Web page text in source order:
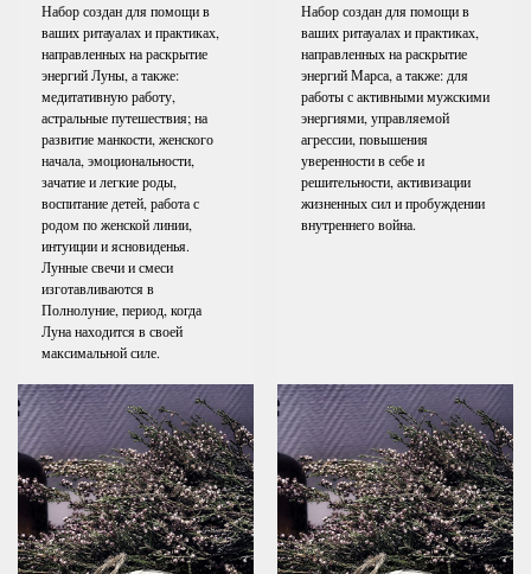
Набор создан для помощи в
ваших ритауалах и практиках,
направленных на раскрытие
энергий Луны, а также:
медитативную работу,
астральные путешествия; на
развитие манкости, женского
начала, эмоциональности,
зачатие и легкие роды,
воспитание детей, работа с
родом по женской линии,
интуиции и ясновиденья.
Лунные свечи и смеси
изготавливаются в
Полнолуние, период, когда
Луна находится в своей
максимальной силе.
Набор создан для помощи в
ваших ритауалах и практиках,
направленных на раскрытие
энергий Марса, а также: для
работы с активными мужскими
энергиями, управляемой
агрессии, повышения
уверенности в себе и
решительности, активизации
жизненных сил и пробуждении
внутреннего война.